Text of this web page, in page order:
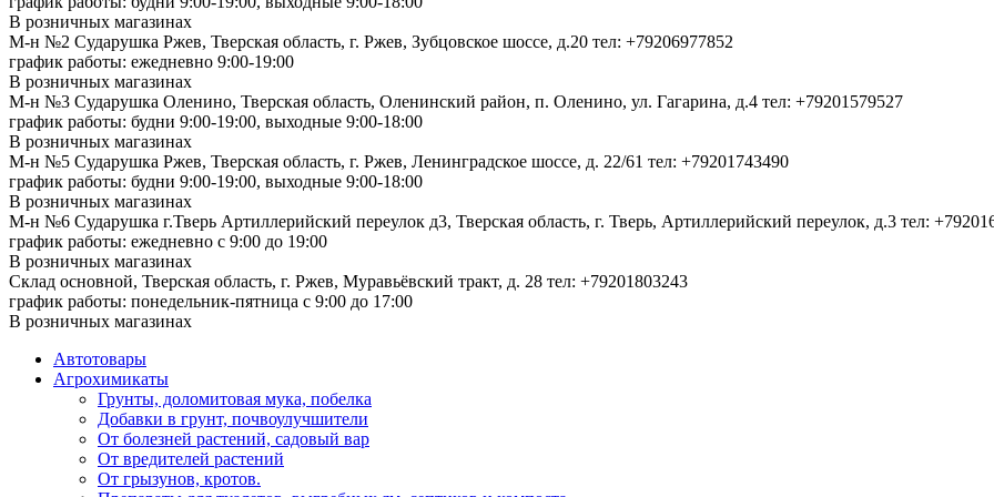
В розничных магазинах
М-н №2 Cударушка Ржев, Тверская область, г. Ржев, Зубцовское шоссе, д.20 тел: +79206977852
график работы: ежедневно 9:00-19:00
В розничных магазинах
М-н №3 Сударушка Оленино, Тверская область, Оленинский район, п. Оленино, ул. Гагарина, д.4 тел: +79201579527
график работы: будни 9:00-19:00, выходные 9:00-18:00
В розничных магазинах
М-н №5 Сударушка Ржев, Тверская область, г. Ржев, Ленинградское шоссе, д. 22/61 тел: +79201743490
график работы: будни 9:00-19:00, выходные 9:00-18:00
В розничных магазинах
М-н №6 Сударушка г.Тверь Артиллерийский переулок д3, Тверская область, г. Тверь, Артиллерийский переулок, д.3 тел:
график работы: ежедневно с 9:00 до 19:00
В розничных магазинах
Склад основной, Тверская область, г. Ржев, Муравьёвский тракт, д. 28 тел: +79201803243
график работы: понедельник-пятница с 9:00 до 17:00
В розничных магазинах
Автотовары
Агрохимикаты
Грунты, доломитовая мука, побелка
Добавки в грунт, почвоулучшители
От болезней растений, садовый вар
От вредителей растений
От грызунов, кротов.